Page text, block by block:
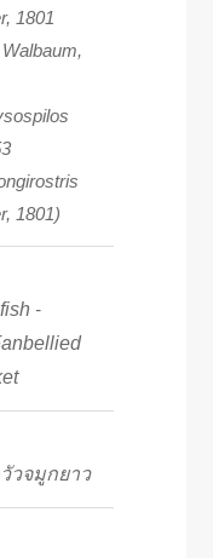
1801
1801)
-
วจมูกยาว